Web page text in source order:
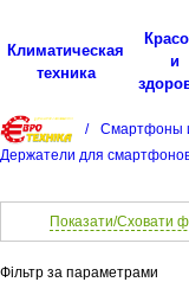
Климатическая
техника
и
/ Смартфоны
Держатели для
Показати/Сховати
Фільтр за параметрами